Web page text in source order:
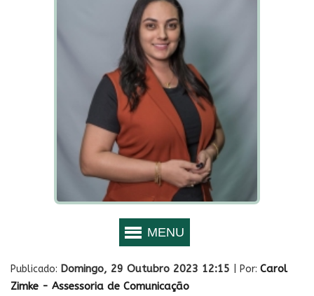
Publicado: Domingo, 29 Outubro 2023 12:15 | Por: Carol
Zimke - Assessoria de Comunicação